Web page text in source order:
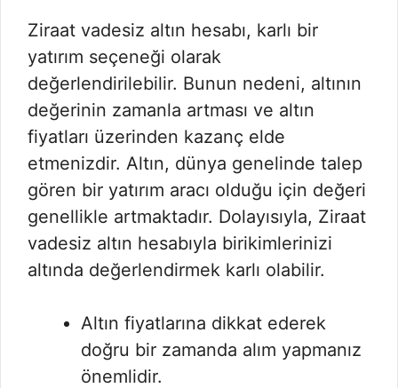
Ziraat vadesiz altın hesabı, karlı bir
yatırım seçeneği olarak
değerlendirilebilir. Bunun nedeni, altının
değerinin zamanla artması ve altın
fiyatları üzerinden kazanç elde
etmenizdir. Altın, dünya genelinde talep
gören bir yatırım aracı olduğu için değeri
genellikle artmaktadır. Dolayısıyla, Ziraat
vadesiz altın hesabıyla birikimlerinizi
altında değerlendirmek karlı olabilir.
Altın fiyatlarına dikkat ederek
doğru bir zamanda alım yapmanız
önemlidir.